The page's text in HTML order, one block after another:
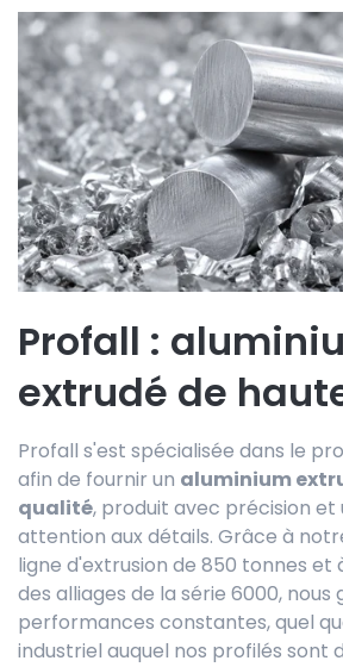
Profall :
extrudé de
Profall s'est spécialisée dans le
afin de fournir un aluminium
qualité, produit avec précision et
attention aux détails. Grâce à
ligne d'extrusion de 850 tonnes
des alliages de la série 6000, nous
performances constantes, quel
industriel auquel nos profilés sont